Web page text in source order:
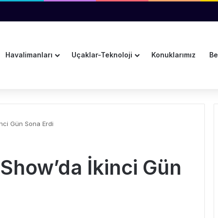
Havalimanları Uçaklar-Teknoloji Konuklarımız
Gün Sona Erdi
İkinci Gün